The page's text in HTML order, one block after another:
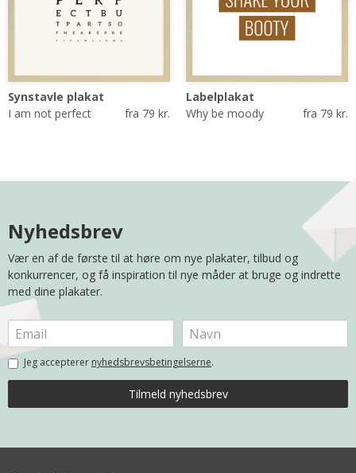
Synstavle plakat
I am not perfect
fra 79 kr.
Labelplakat
Why be moody
fra 79 kr.
Nyhedsbrev
Vær en af de første til at høre om nye plakater, tilbud og
konkurrencer, og få inspiration til nye måder at bruge og indrette
med dine plakater.
Jeg accepterer nyhedsbrevsbetingelserne.